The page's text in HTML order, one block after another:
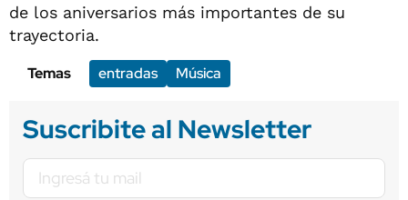
de los aniversarios más importantes de su
trayectoria.
Temas
entradas Música
Suscribite al Newsletter